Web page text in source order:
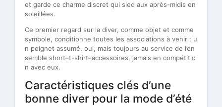
et garde ce charme discret qui sied aux après-midis en
soleillées.
Ce premier regard sur la diver, comme objet et comme
symbole, conditionne toutes les associations à venir : u
n poignet assumé, oui, mais toujours au service de l’en
semble short–t-shirt–accessoires, jamais en compétitio
n avec eux.
Caractéristiques clés d’une
bonne diver pour la mode d’été